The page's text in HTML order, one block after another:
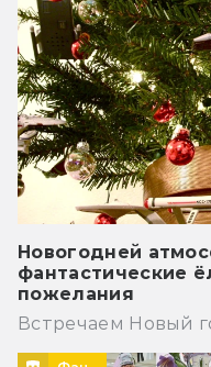
Новогодней
фантастические
пожелания
Встречаем Новый